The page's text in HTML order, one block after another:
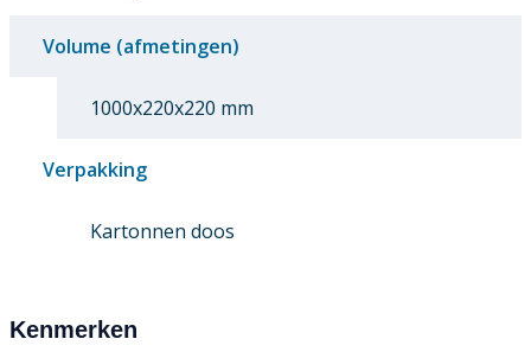
Volume (afmetingen)
1000x220x220 mm
Verpakking
Kartonnen doos
Kenmerken